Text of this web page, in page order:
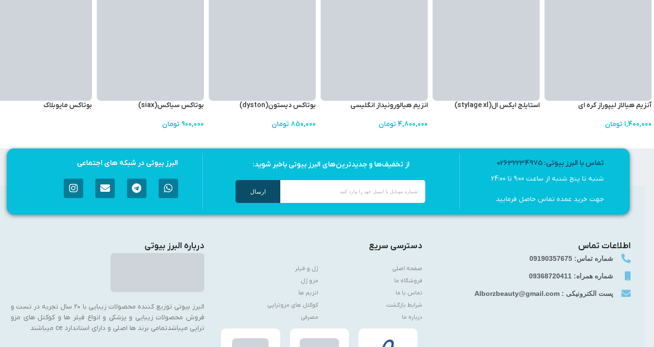
آنزیم هیالاز لیپوراز کره ای
1,400,000 تومان
استایلج ایکس ال(stylage xl) انزیم هیالورونیداز انگلیسی
4,800,000 تومان
بوتاکس دیستون(dyston)
850,000 تومان
بوتاکس سیاکس(siax)
900,000 تومان
بوتاکس مایوبلاک
تماس با البرز بیوتی: 02632234975
شنبه تا پنج شنبه از ساعت 9:00 تا 24:00
جهت خرید عمده تماس حاصل فرمایید
از تخفیف‌ها و جدیدترین‌های البرز بیوتی باخبر شوید:
ارسال
البرز بیوتی در شبکه های اجتماعی
اطلاعات تماس
شماره تماس: 09190357675
شماره همراه: 09368720411
پست الکترونیکی : Alborzbeauty@gmail.com
دسترسی سریع
صفحه اصلی
فروشگاه ما
تماس با ما
شرایط بازگشت
درباره ما
ژل و فیلر
مزو ژل
انزیم ها
کوکتل های مزوتراپی
مصرفی
درباره البرز بیوتی
البرز بیوتی توزیع کننده محصولات زیبایی با ۲۰ سال تجربه در تست و
فروش محصولات زیبایی و پزشکی و انواع فیلر ها و کوکتل های مزو
تراپی میباشدتمامی برند ها اصلی و دارای استاندارد ce میباشند